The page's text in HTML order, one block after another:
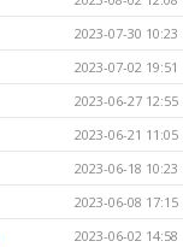
2023-07-30 10:23
2023-07-02 19:51
2023-06-27 12:55
2023-06-21 11:05
2023-06-18 10:23
2023-06-08 17:15
2023-06-02 14:58